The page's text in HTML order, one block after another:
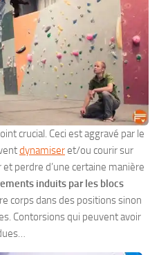
crucial. Ceci est aggravé par le
dynamiseret/ou courir sur
perdre d’une certaine manière
induits par les blocs
corps dans des positions sinon
Contorsions qui peuvent avoir